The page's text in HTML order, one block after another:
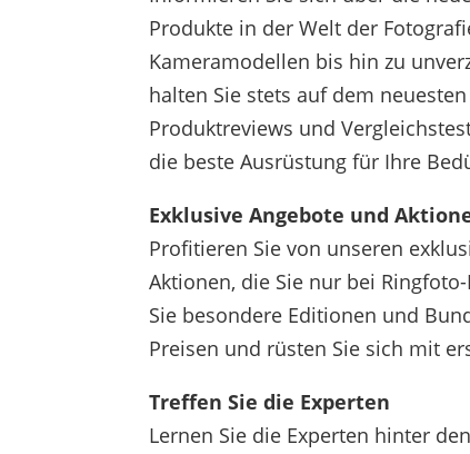
Produkte in der Welt der
Kameramodellen bis hin zu
halten Sie stets auf dem
Produktreviews und
die beste Ausrüstung für Ihre
Exklusive Angebote und
Profitieren Sie von unseren
Aktionen, die Sie nur bei
Sie besondere Editionen und
Preisen und rüsten Sie sich mit
Treffen Sie die Experten
Lernen Sie die Experten hinter